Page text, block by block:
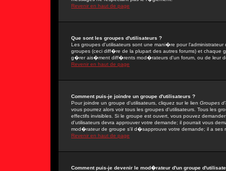
Revenir en haut de page
Que sont les groupes d'utilisateurs ?
Les groupes d'utilisateurs sont une mani�re pour
groupes (ceci diff�re de la plupart des autres forums) et
g�rer ais�ment diff�rents mod�rateurs d'un forum, ou de leur
Revenir en haut de page
Comment puis-je joindre un groupe d'utilisateurs ?
Pour joindre un groupe d'utilisateurs, cliquez sur le lien Groupes
vous pourrez alors voir tous les groupes d'utilisateurs. Tous les
effectifs invisibles. Si le groupe est ouvert, vous pouvez
d'utilisateurs devra approuver votre demande; il pourrait vous
mod�rateur de groupe s'il d�sapprouve votre demande; il a ses
Revenir en haut de page
Comment puis-je devenir le mod�rateur d'un groupe